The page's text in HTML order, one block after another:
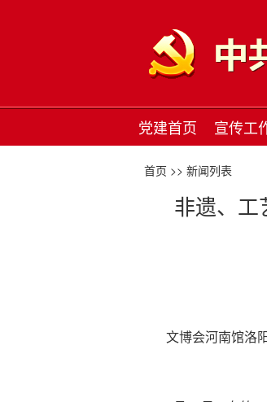
党建首页 宣传工
首页 >> 新闻列表
非遗、工
文博会河南馆洛